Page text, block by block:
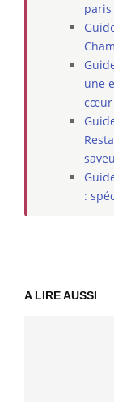
une
cœur
:
A LIRE AUSSI